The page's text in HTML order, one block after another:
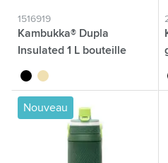
1516919
Kambukka® Dupla
Insulated 1 L bouteille
noir sable
Nouveau